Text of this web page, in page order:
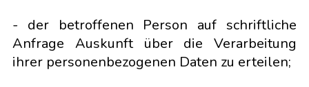
- der betroffenen Person auf schriftliche
Anfrage Auskunft über die Verarbeitung
ihrer personenbezogenen Daten zu erteilen;